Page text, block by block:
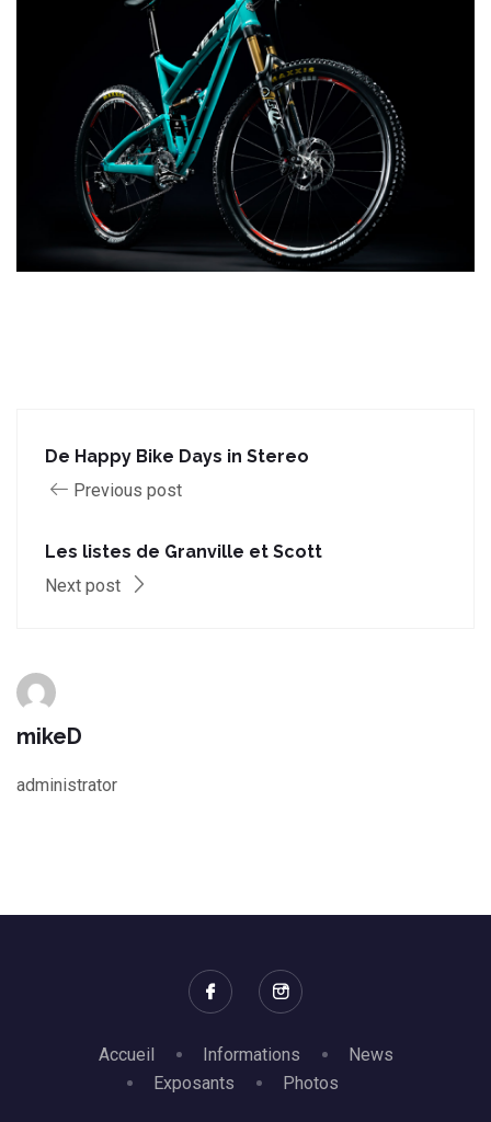
De Happy Bike Days in Stereo
Previous post
Les listes de Granville et Scott
Next post
mikeD
administrator
Accueil Informations
News
Exposants
Photos